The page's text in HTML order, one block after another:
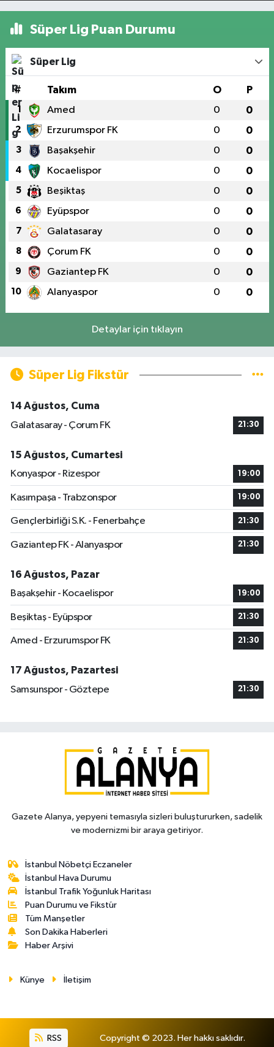
Süper Lig Puan Durumu
Süper Lig
# Takım O P
1 Amed 0 0
2 Erzurumspor FK 0 0
3 Başakşehir 0 0
4 Kocaelispor 0 0
5 Beşiktaş 0 0
6 Eyüpspor 0 0
7 Galatasaray 0 0
8 Çorum FK 0 0
9 Gaziantep FK 0 0
10 Alanyaspor 0 0
Detaylar için tıklayın
Süper Lig Fikstür
14 Ağustos, Cuma
Galatasaray - Çorum FK
21:30
15 Ağustos, Cumartesi
Konyaspor - Rizespor
19:00
Kasımpaşa - Trabzonspor 19:00
Gençlerbirliği S.K. - Fenerbahçe 21:30
Gaziantep FK - Alanyaspor 21:30
16 Ağustos, Pazar
Başakşehir - Kocaelispor
19:00
Beşiktaş - Eyüpspor 21:30
Amed - Erzurumspor FK 21:30
17 Ağustos, Pazartesi
Samsunspor - Göztepe
21:30
Gazete Alanya, yepyeni temasıyla sizleri buluştururken, sadelik
ve modernizmi bir araya getiriyor.
İstanbul Nöbetçi Eczaneler
İstanbul Hava Durumu
İstanbul Trafik Yoğunluk Haritası
Puan Durumu ve Fikstür
Tüm Manşetler
Son Dakika Haberleri
Haber Arşivi
Künye İletişim
RSS Copyright © 2023. Her hakkı saklıdır.